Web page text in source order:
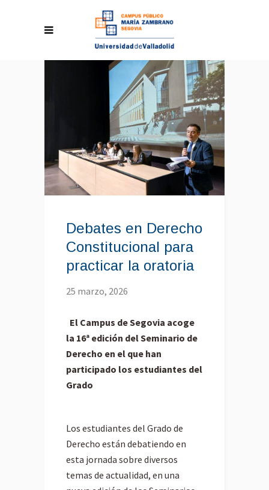
Debates en Derecho
Constitucional para
practicar la oratoria
25 marzo, 2026
El Campus de Segovia acoge
la 16ª edición del Seminario de
Derecho en el que han
participado los estudiantes del
Grado
Los estudiantes del Grado de
Derecho están debatiendo en
esta jornada sobre diversos
temas de actualidad, en una